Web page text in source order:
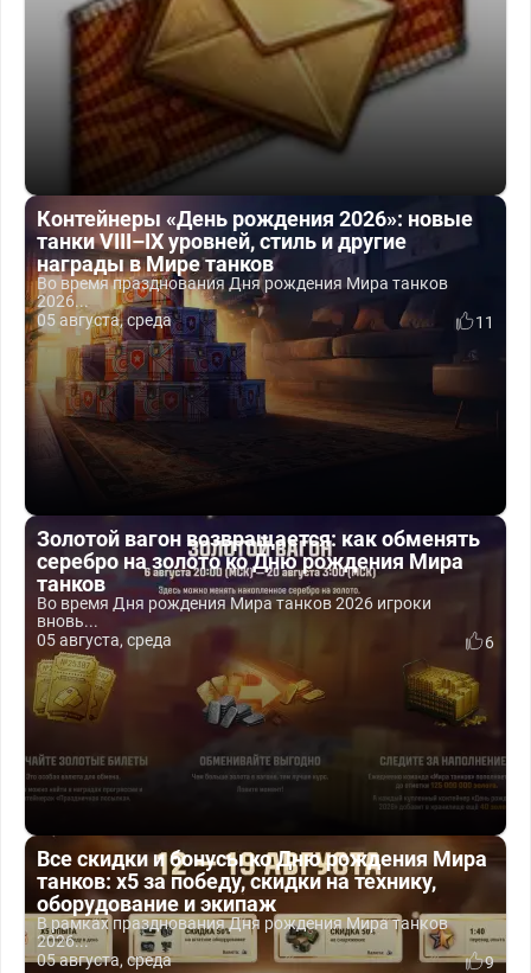
Контейнеры «День рождения 2026»: новые
танки VIII–IX уровней, стиль и другие
награды в Мире танков
Во время празднования Дня рождения Мира танков
2026...
05 августа, среда
11
Золотой вагон возвращается: как обменять
серебро на золото ко Дню рождения Мира
танков
Во время Дня рождения Мира танков 2026 игроки
вновь...
05 августа, среда
6
Все скидки и бонусы ко Дню рождения Мира
танков: x5 за победу, скидки на технику,
оборудование и экипаж
В рамках празднования Дня рождения Мира танков
2026...
05 августа, среда
9